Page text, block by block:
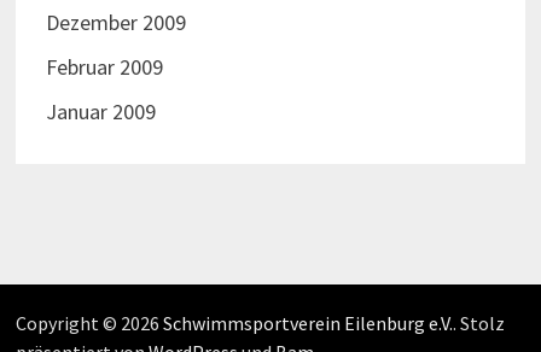
Dezember 2009
Februar 2009
Januar 2009
Copyright © 2026 Schwimmsportverein Eilenburg e.V.. Stolz